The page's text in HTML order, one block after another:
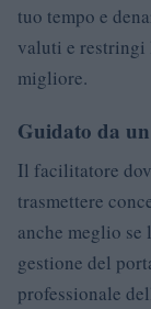
tuo tempo e
valuti e restringi
migliore.
Guidato da
Il facilitatore
trasmettere
anche meglio se
gestione del
professionale